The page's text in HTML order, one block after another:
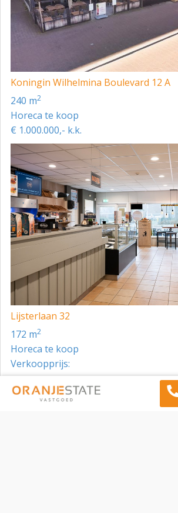
Koningin Wilhelmina Boulevard 12 A
240 m2
Horeca te koop
€ 1.000.000,- k.k.
Lijsterlaan 32
172 m2
Horeca te koop
Verkoopprijs:
Toon meer panden in de buurt →